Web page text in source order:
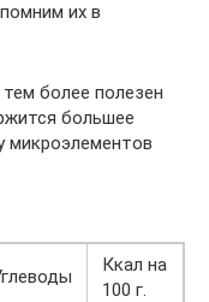
их в
более полезен
большее
микроэлементов
Ккал на
100 г.